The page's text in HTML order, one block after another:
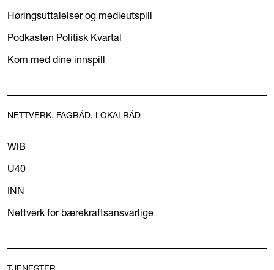
Høringsuttalelser og medieutspill
Podkasten Politisk Kvartal
Kom med dine innspill
NETTVERK, FAGRÅD, LOKALRÅD
WiB
U40
INN
Nettverk for bærekraftsansvarlige